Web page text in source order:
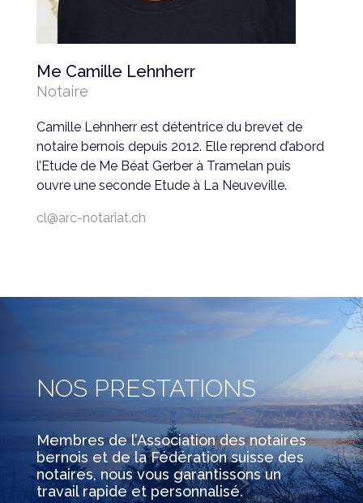
Me Camille Lehnherr
Notaire
Camille Lehnherr est détentrice du brevet de
notaire bernois depuis 2012. Elle reprend d’abord
l’Etude de Me Béat Gerber à Tramelan puis
ouvre une seconde Etude à La Neuveville.
cl@arc-notariat.ch
NOS PRESTATIONS
Membres de l’Association des notaires
bernois et de la Fédération suisse des
notaires, nous vous garantissons un
travail rapide et personnalisé.